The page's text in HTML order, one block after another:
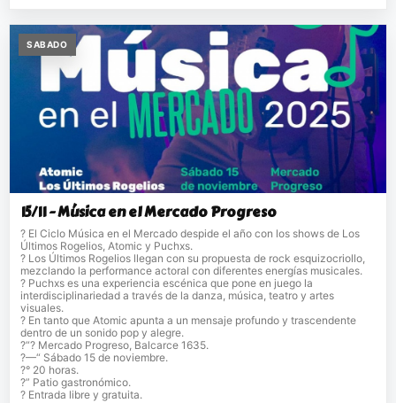
SABADO
15/11 - Música en el Mercado Progreso
? El Ciclo Música en el Mercado despide el año con los shows de Los
Últimos Rogelios, Atomic y Puchxs.
? Los Últimos Rogelios llegan con su propuesta de rock esquizocriollo,
mezclando la performance actoral con diferentes energías musicales.
? Puchxs es una experiencia escénica que pone en juego la
interdisciplinariedad a través de la danza, música, teatro y artes
visuales.
? En tanto que Atomic apunta a un mensaje profundo y trascendente
dentro de un sonido pop y alegre.
?“? Mercado Progreso, Balcarce 1635.
?—“ Sábado 15 de noviembre.
?° 20 horas.
?” Patio gastronómico.
? Entrada libre y gratuita.